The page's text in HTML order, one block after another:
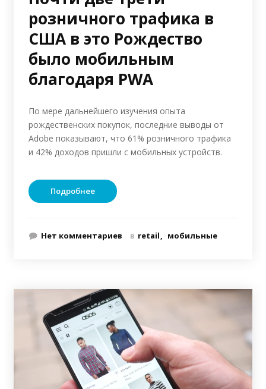
розничного трафика в
США в это Рождество
было мобильным
благодаря PWA
По мере дальнейшего изучения опыта
рождественских покупок, последние выводы от
Adobe показывают, что 61% розничного трафика
и 42% доходов пришли с мобильных устройств.
Подробнее
Нет комментариев в retail мобильные